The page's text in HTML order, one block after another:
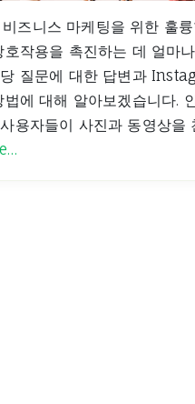
즈니스 마케팅을 위한 훌륭
작용을 촉진하는 데 얼마
질문에 대한 답변과
에 대해 알아보겠습니다.
용자들이 사진과 동영상을